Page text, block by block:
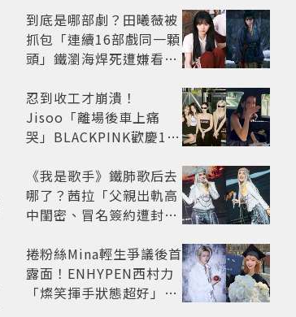
到底是哪部劇？田曦薇被
抓包「連續16部戲同一顆
頭」鐵瀏海焊死遭嫌看膩
忍到收工才崩潰！
Jisoo「離場後車上痛
哭」BLACKPINK歡慶10
超心疼
《我是歌手》鐵肺歌后去
哪了？茜拉「父親出軌高
中閨密、冒名簽約遭封
光
捲粉絲Mina輕生爭議後首
露面！ENHYPEN西村力
「燦笑揮手狀態超好」又